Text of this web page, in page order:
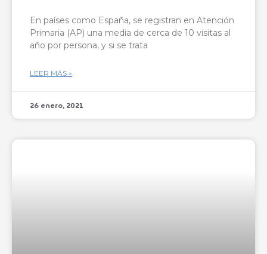
En países como España, se registran en Atención
Primaria (AP) una media de cerca de 10 visitas al
año por persona, y si se trata
LEER MÁS »
26 enero, 2021